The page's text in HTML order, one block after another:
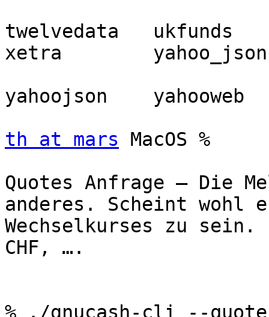
twelvedata   ukfunds
xetra        yahoo_json
yahoojson    yahooweb
th at mars MacOS %
Quotes Anfrage – Die
anderes. Scheint wohl
Wechselkurses zu sein.
CHF, ….
% ./gnucash-cli --quotes